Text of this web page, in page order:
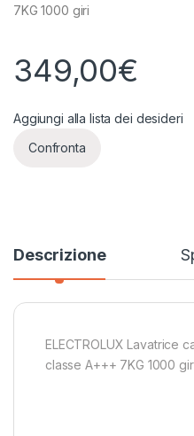
7KG 1000 giri
349,00€
Aggiungi alla lista dei desideri
Confronta
Descrizione
ELECTROLUX Lavatrice
classe A+++ 7KG 1000